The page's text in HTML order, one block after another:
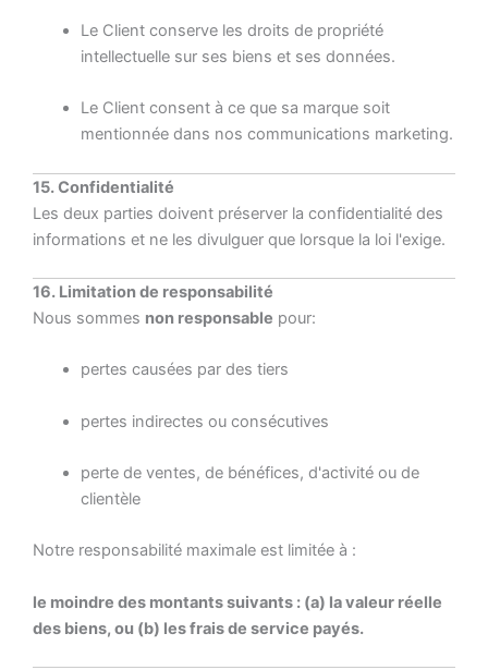
Le Client conserve les droits de propriété
intellectuelle sur ses biens et ses données.
Le Client consent à ce que sa marque soit
mentionnée dans nos communications marketing.
15. Confidentialité
Les deux parties doivent préserver la confidentialité des
informations et ne les divulguer que lorsque la loi l'exige.
16. Limitation de responsabilité
Nous sommes non responsable pour:
pertes causées par des tiers
pertes indirectes ou consécutives
perte de ventes, de bénéfices, d'activité ou de
clientèle
Notre responsabilité maximale est limitée à :
le moindre des montants suivants : (a) la valeur réelle
des biens, ou (b) les frais de service payés.